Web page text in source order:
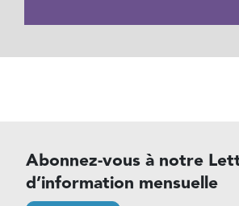
Abonnez-vous à notre
d’information mensuelle